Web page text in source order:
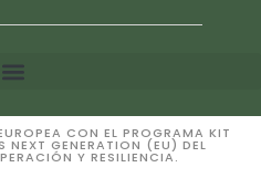
CON EL PROGRAMA KIT
NEXT GENERATION (EU) DEL
Y RESILIENCIA.